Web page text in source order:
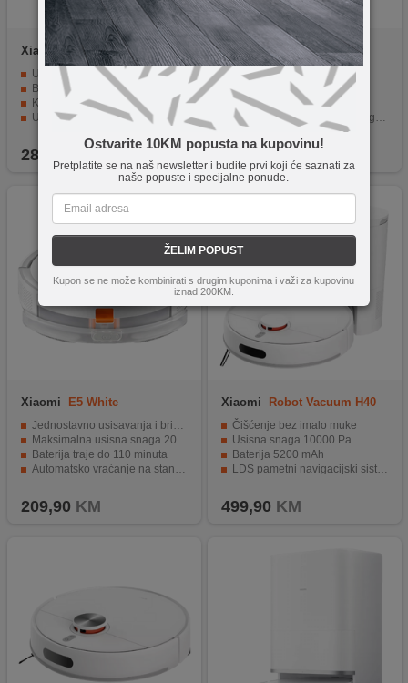
Ostvarite 10KM popusta na kupovinu!
Pretplatite se na naš newsletter i budite prvi koji će saznati za
naše popuste i specijalne ponude.
ŽELIM POPUST
Kupon se ne može kombinirati s drugim kuponima i važi za kupovinu
iznad 200KM.
Xiaomi S40C
Usisna snaga 5000 Pa
Baterija kapaciteta 2600 mAh
Kapacitet spremnika za vodu/prašinu - 260/520 ml
Upravljanje i praćenje putem aplikacije
289,90
Zilan ZLN5400
Robot usisivač 2-u-1
Usisna snaga do 2000 Pa
Baterija 3200 mAh
Laserska i žiroskopska navigacija
Glasovno upravljanje
KM
Xiaomi E5 White
Jednostavno usisavanja i brisanja podova
Maksimalna usisna snaga 2000 Pa sa 3 načina rada
Baterija traje do 110 minuta
Automatsko vraćanje na stanicu za punjenje
209,90 KM
Xiaomi Robot Vacuum H40
Čišćenje bez imalo muke
Usisna snaga 10000 Pa
Baterija 5200 mAh
LDS pametni navigacijski sistem
499,90 KM